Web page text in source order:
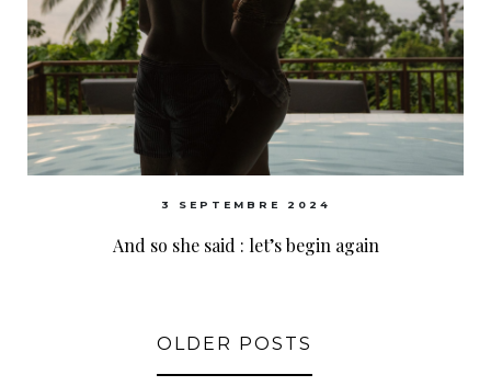
3 SEPTEMBRE 2024
And so she said : let’s begin again
OLDER POSTS